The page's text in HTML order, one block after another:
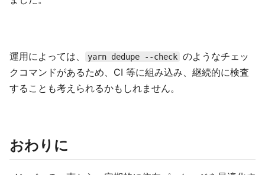
運用によっては、 yarn dedupe --check のようなチェッ
クコマンドがあるため、CI 等に組み込み、継続的に検査
することも考えられるかもしれません。
おわりに